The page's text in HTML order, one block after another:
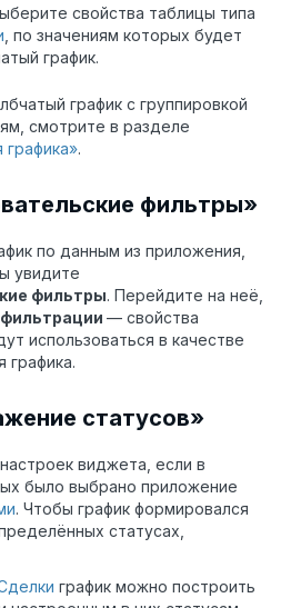
свойства таблицы типа
, по значениям которых будет
график.
график с группировкой
смотрите в разделе
.
фильтры»
по данным из приложения,
увидите
фильтры. Перейдите на неё,
— свойства
использоваться в качестве
графика.
статусов»
виджета, если в
было выбрано приложение
. Чтобы график формировался
статусах,
график можно построить